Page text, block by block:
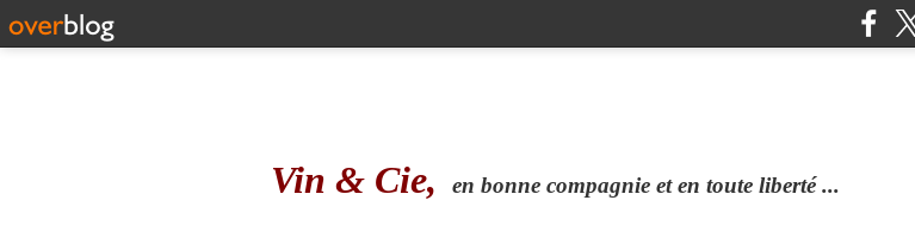
Vin & Cie, en bonne compagnie et en toute liberté ...